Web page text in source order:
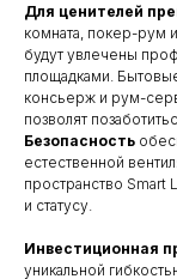
Для ценителей
комната, покер-рум
будут увлечены
площадками.
консьерж и рум-
позволят
Безопасность
естественной
пространство Smart
и статусу.
Инвестиционная
уникальной